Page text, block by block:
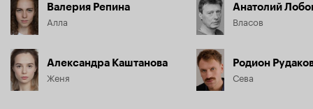
Валерия Репина
Алла
Александра Каштанова
Женя
Анатолий
Власов
Родион
Сева